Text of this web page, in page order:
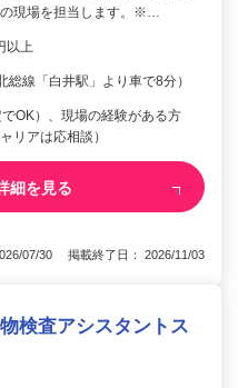
現場を担当します。※…
以上
線「白井駅」より車で8分）
OK）、現場の経験がある方
リアは応相談）
細を見る
07/30 掲載終了日： 2026/11/03
検査アシスタントス